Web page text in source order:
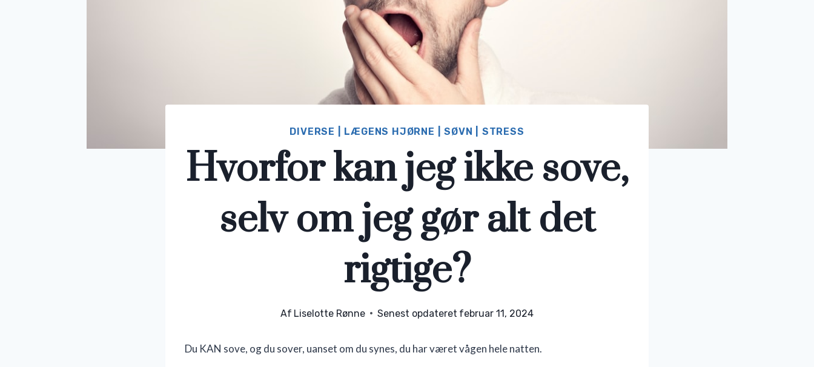
DIVERSE LÆGENS HJØRNE |SØVN STRESS
Hvorfor kan jeg ikke sove,
selv om jeg gør alt det
rigtige?
Af Liselotte Rønne Senest opdateret februar 11, 2024
Du KAN sove, og du sover, uanset om du synes, du har været vågen hele natten.